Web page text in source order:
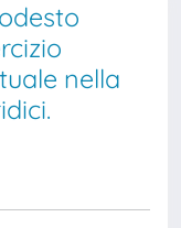
nella